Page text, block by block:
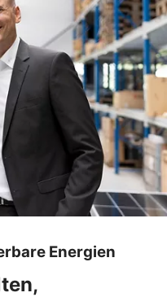
Energien